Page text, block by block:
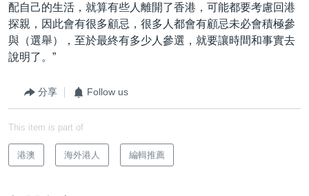
配自己的生活，就算有些人離開了香港，可能都要考慮回港
探親，因此會有很多顧忌，很多人都會有顧忌未必會積極參
與（選舉），至於最終有多少人參選，就要讓時間和事實去
說明了。”
分享 Follow us
This item is part of
港澳 海外港人 編輯推薦